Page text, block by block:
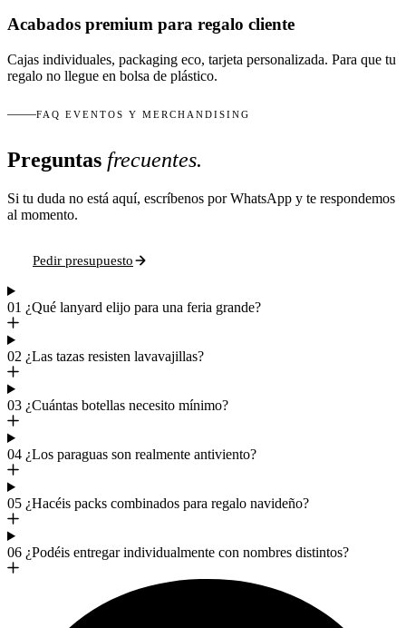
Acabados premium para regalo cliente
Cajas individuales, packaging eco, tarjeta personalizada. Para que tu
regalo no llegue en bolsa de plástico.
FAQ EVENTOS Y MERCHANDISING
Preguntas frecuentes.
Si tu duda no está aquí, escríbenos por WhatsApp y te respondemos
al momento.
Pedir presupuesto
01 ¿Qué lanyard elijo para una feria grande?
02 ¿Las tazas resisten lavavajillas?
03 ¿Cuántas botellas necesito mínimo?
04 ¿Los paraguas son realmente antiviento?
05 ¿Hacéis packs combinados para regalo navideño?
06 ¿Podéis entregar individualmente con nombres distintos?